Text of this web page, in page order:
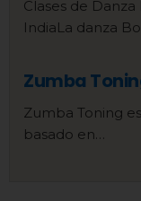
Clases de
IndiaLa danza
Zumba
Zumba Toning
basado en…